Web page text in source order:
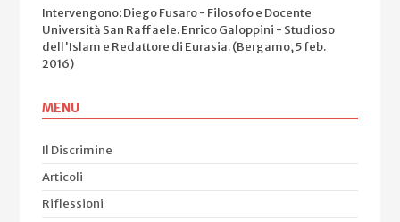
Intervengono: Diego Fusaro - Filosofo e Docente
Università San Raffaele. Enrico Galoppini - Studioso
dell'Islam e Redattore di Eurasia. (Bergamo, 5 feb.
2016)
MENU
Il Discrimine
Articoli
Riflessioni